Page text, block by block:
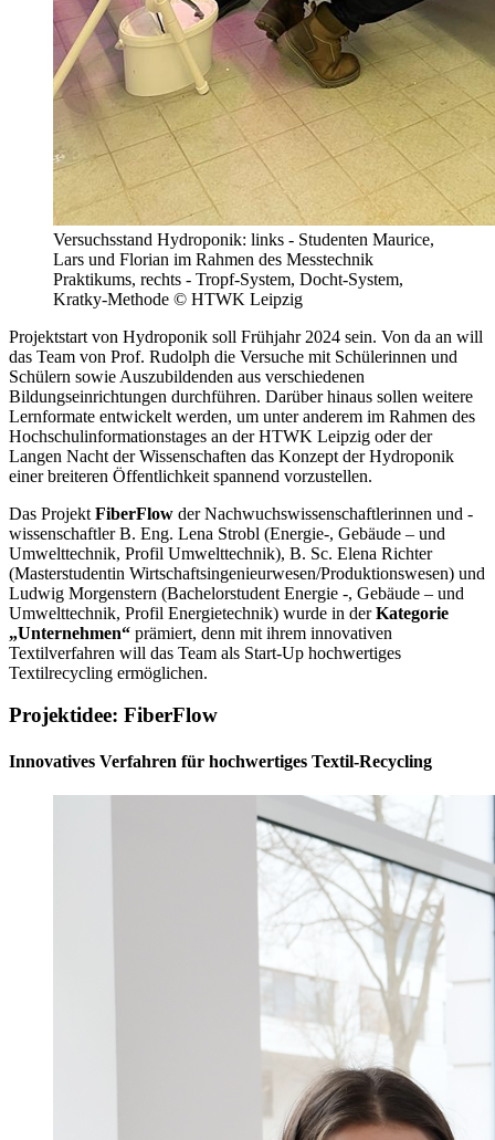
Versuchsstand Hydroponik: links - Studenten Maurice,
Lars und Florian im Rahmen des Messtechnik
Praktikums, rechts - Tropf-System, Docht-System,
Kratky-Methode © HTWK Leipzig
Projektstart von Hydroponik soll Frühjahr 2024 sein. Von da an will
das Team von Prof. Rudolph die Versuche mit Schülerinnen und
Schülern sowie Auszubildenden aus verschiedenen
Bildungseinrichtungen durchführen. Darüber hinaus sollen weitere
Lernformate entwickelt werden, um unter anderem im Rahmen des
Hochschulinformationstages an der HTWK Leipzig oder der
Langen Nacht der Wissenschaften das Konzept der Hydroponik
einer breiteren Öffentlichkeit spannend vorzustellen.
Das Projekt FiberFlow der Nachwuchswissenschaftlerinnen und -
wissenschaftler B. Eng. Lena Strobl (Energie-, Gebäude – und
Umwelttechnik, Profil Umwelttechnik), B. Sc. Elena Richter
(Masterstudentin Wirtschaftsingenieurwesen/Produktionswesen) und
Ludwig Morgenstern (Bachelorstudent Energie -, Gebäude – und
Umwelttechnik, Profil Energietechnik) wurde in derKategorie
„Unternehmen“ prämiert, denn mit ihrem innovativen
Textilverfahren will das Team als Start-Up hochwertiges
Textilrecycling ermöglichen.
Projektidee: FiberFlow
Innovatives Verfahren für hochwertiges Textil-Recycling